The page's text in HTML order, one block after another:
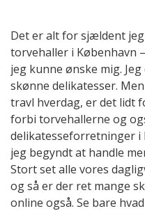
Det er alt for sjældent
torvehaller i København
jeg kunne ønske mig.
skønne delikatesser.
travl hverdag, er det lidt
forbi torvehallerne og
delikatesseforretninger i
jeg begyndt at handle
Stort set alle vores
og så er der ret mange
online også. Se bare